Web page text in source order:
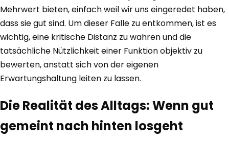
Mehrwert bieten, einfach weil wir uns eingeredet haben,
dass sie gut sind. Um dieser Falle zu entkommen, ist es
wichtig, eine kritische Distanz zu wahren und die
tatsächliche Nützlichkeit einer Funktion objektiv zu
bewerten, anstatt sich von der eigenen
Erwartungshaltung leiten zu lassen.
Die Realität des Alltags: Wenn gut
gemeint nach hinten losgeht